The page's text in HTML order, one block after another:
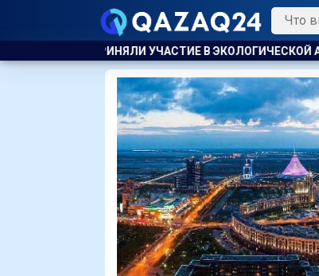
В ЭКОЛОГИЧЕСКОЙ АКЦИИ ПОЖАР НА ХИМЗАВОДЕ